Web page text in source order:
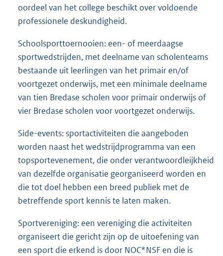
oordeel van het college beschikt over voldoende
professionele deskundigheid.
Schoolsporttoernooien: een- of meerdaagse
sportwedstrijden, met deelname van scholenteams
bestaande uit leerlingen van het primair en/of
voortgezet onderwijs, met een minimale deelname
van tien Bredase scholen voor primair onderwijs of
vier Bredase scholen voor voortgezet onderwijs.
Side-events: sportactiviteiten die aangeboden
worden naast het wedstrijdprogramma van een
topsportevenement, die onder verantwoordleijkheid
van dezelfde organisatie georganiseerd worden en
die tot doel hebben een breed publiek met de
betreffende sport kennis te laten maken.
Sportvereniging: een vereniging die activiteiten
organiseert die gericht zijn op de uitoefening van
een sport die erkend is door NOC*NSF en die is